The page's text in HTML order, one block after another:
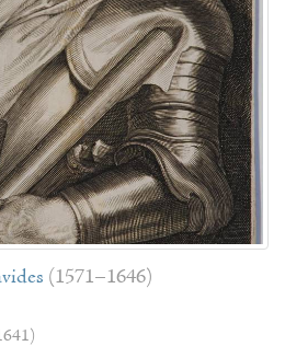
(1571–1646)